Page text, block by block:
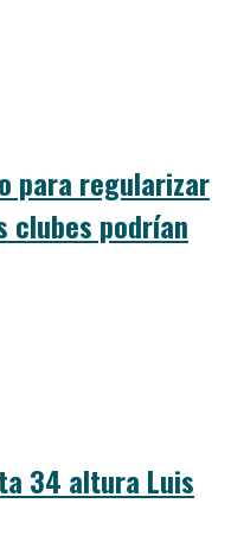
para regularizar
clubes podrían
34 altura Luis